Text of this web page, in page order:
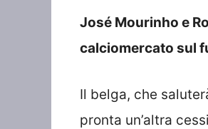
José Mourinho e
calciomercato sul
Il belga, che
pronta un’altra